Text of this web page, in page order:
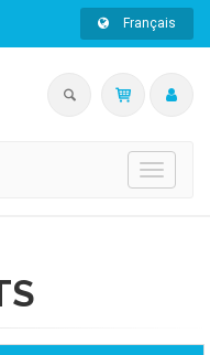
Français
Toggle